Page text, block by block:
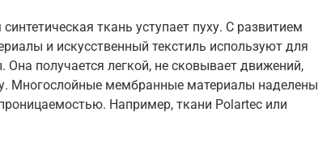
ткань уступает пуху. С развитием
и искусственный текстиль используют для
получается легкой, не сковывает движений,
Многослойные мембранные материалы наделены
Например, ткани Polartec или